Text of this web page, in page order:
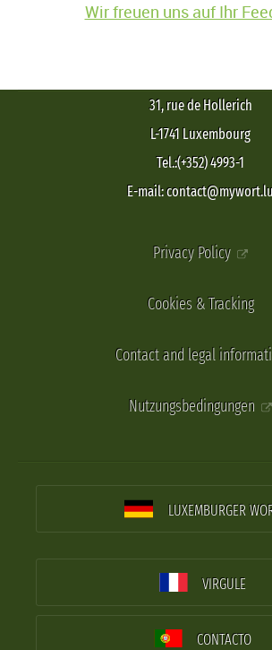
Wir freuen uns auf Ihr
31, rue de Hollerich
L-1741 Luxembourg
Tel.:(+352) 4993-1
E-mail: contact@mywort.lu
Privacy Policy
Cookies & Tracking
Contact and legal
Nutzungsbedingungen
LUXEMBURGER
VIRGULE
CONTACTO